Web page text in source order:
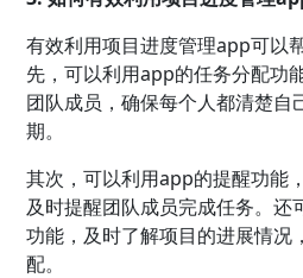
有效利用项目进度管理app可以
先，可以利用app的任务分配功
团队成员，确保每个人都清楚自
期。
其次，可以利用app的提醒功能
及时提醒团队成员完成任务。
功能，及时了解项目的进展情况
配。